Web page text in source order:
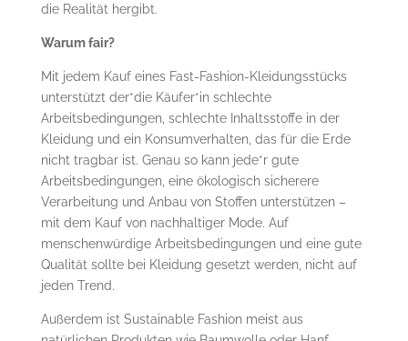
die Realität hergibt.
Warum fair?
Mit jedem Kauf eines Fast-Fashion-Kleidungsstücks
unterstützt der*die Käufer*in schlechte
Arbeitsbedingungen, schlechte Inhaltsstoffe in der
Kleidung und ein Konsumverhalten, das für die Erde
nicht tragbar ist. Genau so kann jede*r gute
Arbeitsbedingungen, eine ökologisch sicherere
Verarbeitung und Anbau von Stoffen unterstützen –
mit dem Kauf von nachhaltiger Mode. Auf
menschenwürdige Arbeitsbedingungen und eine gute
Qualität sollte bei Kleidung gesetzt werden, nicht auf
jeden Trend.
Außerdem ist Sustainable Fashion meist aus